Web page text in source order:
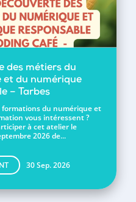
des métiers du
et du numérique
– Tarbes
formations du numérique et
vous intéressent ?
à cet atelier le
2026 de...
30 Sep. 2026